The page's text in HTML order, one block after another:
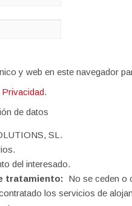
y web en este navegador
.
de datos
SL.
del interesado.
tratamiento: No se ceden o
los servicios de